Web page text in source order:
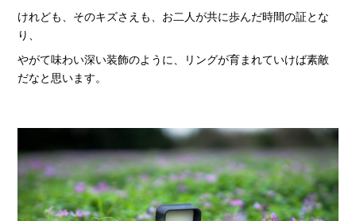
けれども、そのキズさえも、お二人が共に歩んだ時間の証とな
り、
やがて味わい深い装飾のように、リングが育まれていけば素敵
だなと思います。